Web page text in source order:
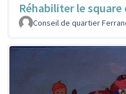
Réhabiliter le
Conseil de quartier